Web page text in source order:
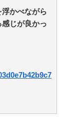
反社との写真
6 11:00)
少年ジャン
ク時の４分の
ータ消失にキ
ーム如きで」
かべながら
感じが良かっ